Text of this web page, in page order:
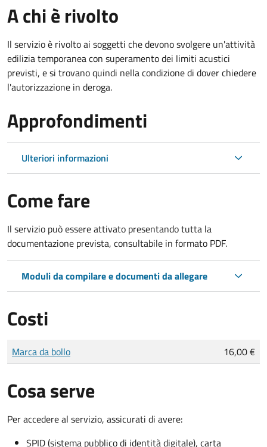
A chi è rivolto
Il servizio è rivolto ai soggetti che devono svolgere un'attività
edilizia temporanea con superamento dei limiti acustici
previsti, e si trovano quindi nella condizione di dover chiedere
l'autorizzazione in deroga.
Approfondimenti
Ulteriori informazioni
Come fare
Il servizio può essere attivato presentando tutta la
documentazione prevista, consultabile in formato PDF.
Moduli da compilare e documenti da allegare
Costi
Tipo di pagamento
Importo
Marca da bollo 16,00 €
Cosa serve
Per accedere al servizio, assicurati di avere:
SPID (sistema pubblico di identità digitale), carta